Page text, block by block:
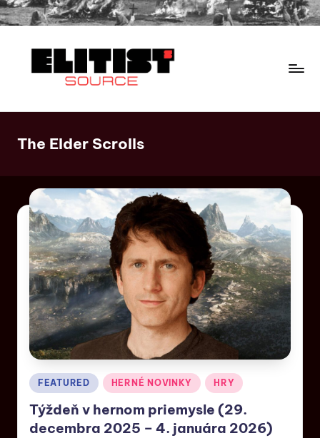
The Elder Scrolls
FEATURED HERNÉ NOVINKY HRY
Týždeň v hernom priemysle (29.
decembra 2025 – 4. januára 2026)